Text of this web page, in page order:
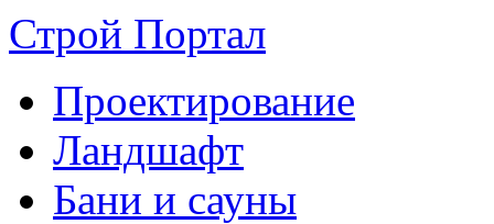
Строй Портал
Проектирование
Ландшафт
Бани и сауны